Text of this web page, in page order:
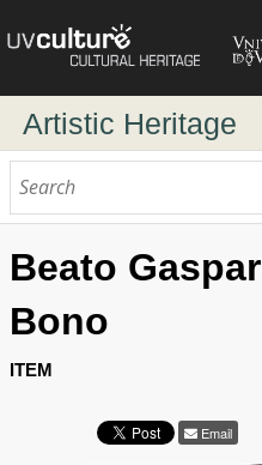
Artistic Heritage
Advanced Search
Directory of authors
Beato Gaspar
Bono
ITEM
Email